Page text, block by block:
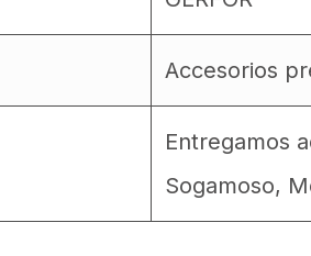
Accesorios
Entregamos
Sogamoso,